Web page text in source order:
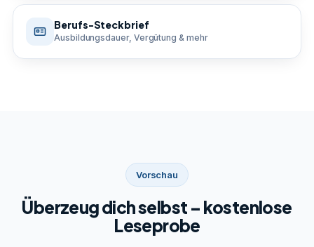
Berufs-Steckbrief
Ausbildungsdauer, Vergütung & mehr
Vorschau
Überzeug dich selbst – kostenlose
Leseprobe